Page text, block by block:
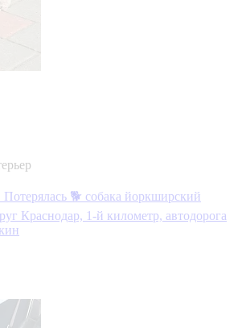
🐕 собака йоркширский
Краснодар, 1-й километр, автодорога